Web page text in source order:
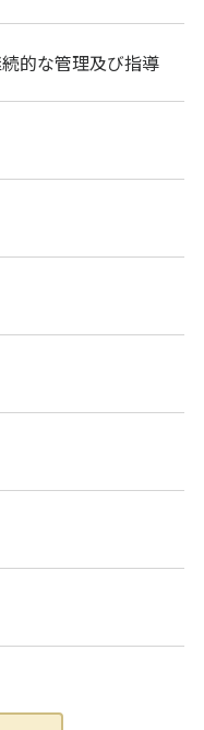
的な管理及び指導